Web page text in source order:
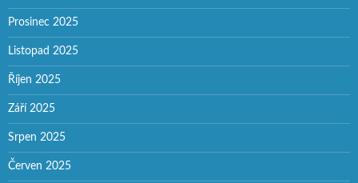
Prosinec 2025
Listopad 2025
Říjen 2025
Září 2025
Srpen 2025
Červen 2025